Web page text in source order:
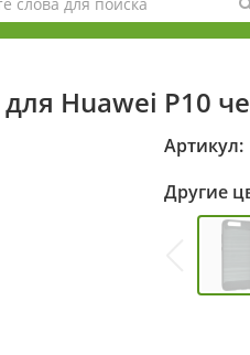
Huawei P10
Артикул:
Другие